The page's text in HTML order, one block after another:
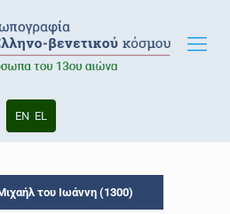
EN EL
του Ιωάννη (1300)